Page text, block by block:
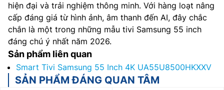
hiện đại và trải nghiệm thông minh. Với hàng loạt nâng
cấp đáng giá từ hình ảnh, âm thanh đến AI, đây chắc
chắn là một trong những mẫu tivi Samsung 55 inch
đáng chú ý nhất năm 2026.
Sản phẩm liên quan
Smart Tivi Samsung 55 Inch 4K UA55U8500HKXXV
SẢN PHẨM ĐÁNG QUAN TÂM